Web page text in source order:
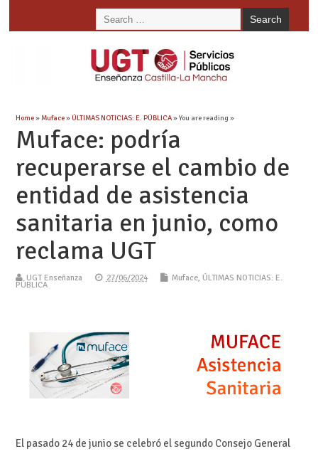
Home»Muface»ÚLTIMAS NOTICIAS: E. PÚBLICA» You are reading »
Muface: podría
recuperarse el cambio de
entidad de asistencia
sanitaria en junio, como
reclama UGT
UGT Enseñanza 27/06/2024 Muface, ÚLTIMAS NOTICIAS: E.
PÚBLICA
El pasado 24 de junio se celebró el segundo Consejo General